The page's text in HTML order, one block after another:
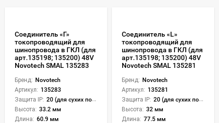
Соединитель «Г»
токопроводящий для
шинопровода в ГКЛ (для
арт.135198; 135200) 48V
Novotech SMAL 135283
Бренд: Novotech
Артикул: 135283
Защита IP: 20 (для сухих пом.)
Высота: 33.2 мм
Длина: 60.9 мм
Соединитель «L»
токопроводящий для
шинопровода в ГКЛ (для
арт.135198; 135200) 48V
Novotech SMAL 135281
Бренд: Novotech
Артикул: 135281
Защита IP: 20 (для сухих пом.)
Высота: 32 мм
Длина: 77.5 мм